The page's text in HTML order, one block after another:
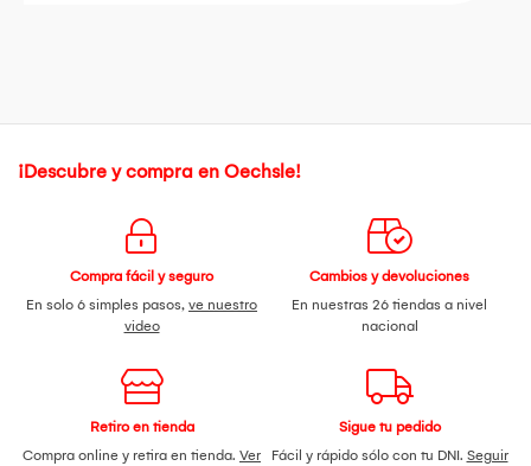
¡Descubre y compra en Oechsle!
Compra fácil y seguro
En solo 6 simples pasos, ve nuestro
video
Cambios y devoluciones
En nuestras 26 tiendas a nivel
nacional
Retiro en tienda
Compra online y retira en tienda. Ver
Sigue tu pedido
Fácil y rápido sólo con tu DNI. Seguir